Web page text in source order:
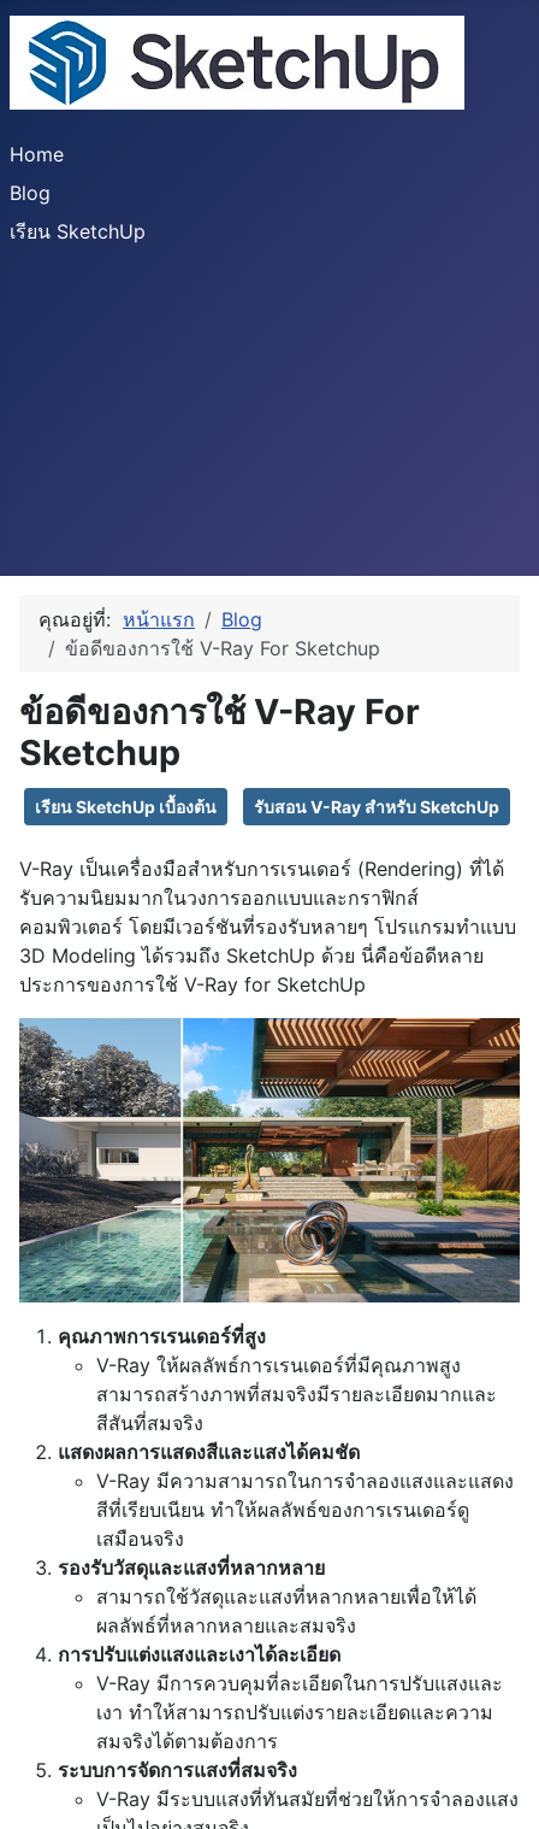
Home
Blog
เรียน SketchUp
คุณอยู่ที่: หน้าแรก
Blog
ข้อดีของการใช้ V-Ray For Sketchup
ข้อดีของการใช้ V-Ray For
Sketchup
เรียน SketchUp เบื้องต้น รับสอน V-Ray สำหรับ SketchUp
V-Ray เป็นเครื่องมือสำหรับการเรนเดอร์ (Rendering) ที่ได้
รับความนิยมมากในวงการออกแบบและกราฟิกส์
คอมพิวเตอร์ โดยมีเวอร์ชันที่รองรับหลายๆ โปรแกรมทำแบบ
3D Modeling ได้รวมถึง SketchUp ด้วย นี่คือข้อดีหลาย
ประการของการใช้ V-Ray for SketchUp
คุณภาพการเรนเดอร์ที่สูง
V-Ray ให้ผลลัพธ์การเรนเดอร์ที่มีคุณภาพสูง
สามารถสร้างภาพที่สมจริงมีรายละเอียดมากและ
สีสันที่สมจริง
แสดงผลการแสดงสีและแสงได้คมชัด
V-Ray มีความสามารถในการจำลองแสงและแสดง
สีที่เรียบเนียน ทำให้ผลลัพธ์ของการเรนเดอร์ดู
เสมือนจริง
รองรับวัสดุและแสงที่หลากหลาย
สามารถใช้วัสดุและแสงที่หลากหลายเพื่อให้ได้
ผลลัพธ์ที่หลากหลายและสมจริง
การปรับแต่งแสงและเงาได้ละเอียด
V-Ray มีการควบคุมที่ละเอียดในการปรับแสงและ
เงา ทำให้สามารถปรับแต่งรายละเอียดและความ
สมจริงได้ตามต้องการ
ระบบการจัดการแสงที่สมจริง
V-Ray มีระบบแสงที่ทันสมัยที่ช่วยให้การจำลองแสง